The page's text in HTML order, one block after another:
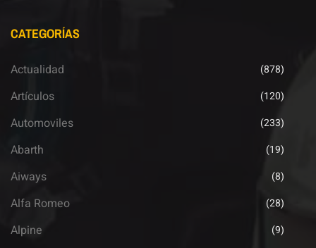
CATEGORÍAS
Actualidad (878)
Artículos (120)
Automoviles (233)
Abarth (19)
Aiways (8)
Alfa Romeo (28)
Alpine (9)